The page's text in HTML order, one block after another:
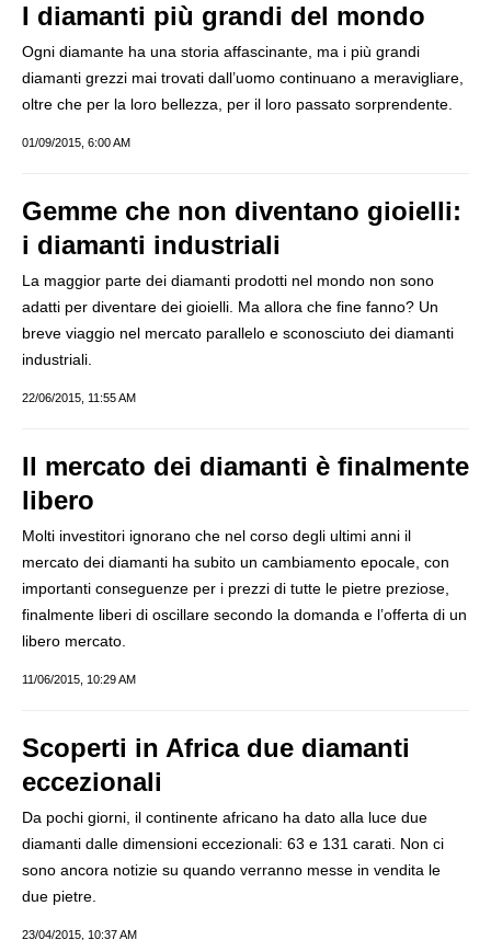
I diamanti più grandi del mondo
Ogni diamante ha una storia affascinante, ma i più grandi
diamanti grezzi mai trovati dall’uomo continuano a meravigliare,
oltre che per la loro bellezza, per il loro passato sorprendente.
01/09/2015, 6:00 AM
Gemme che non diventano gioielli:
i diamanti industriali
La maggior parte dei diamanti prodotti nel mondo non sono
adatti per diventare dei gioielli. Ma allora che fine fanno? Un
breve viaggio nel mercato parallelo e sconosciuto dei diamanti
industriali.
22/06/2015, 11:55 AM
Il mercato dei diamanti è finalmente
libero
Molti investitori ignorano che nel corso degli ultimi anni il
mercato dei diamanti ha subito un cambiamento epocale, con
importanti conseguenze per i prezzi di tutte le pietre preziose,
finalmente liberi di oscillare secondo la domanda e l’offerta di un
libero mercato.
11/06/2015, 10:29 AM
Scoperti in Africa due diamanti
eccezionali
Da pochi giorni, il continente africano ha dato alla luce due
diamanti dalle dimensioni eccezionali: 63 e 131 carati. Non ci
sono ancora notizie su quando verranno messe in vendita le
due pietre.
23/04/2015, 10:37 AM